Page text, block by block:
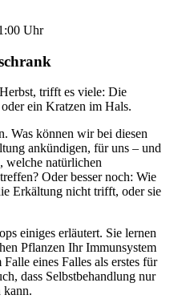
Uhr
trifft es viele: Die
ein Kratzen im Hals.
Was können wir bei diesen
ankündigen, für uns – und
welche natürlichen
Oder besser noch: Wie
Erkältung nicht trifft, oder sie
einiges erläutert. Sie lernen
Pflanzen Ihr Immunsystem
eines Falles als erstes für
dass Selbstbehandlung nur
kann.